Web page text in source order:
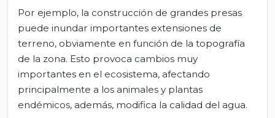
Por ejemplo, la construcción de grandes presas
puede inundar importantes extensiones de
terreno, obviamente en función de la topografía
de la zona. Esto provoca cambios muy
importantes en el ecosistema, afectando
principalmente a los animales y plantas
endémicos, además, modifica la calidad del agua.